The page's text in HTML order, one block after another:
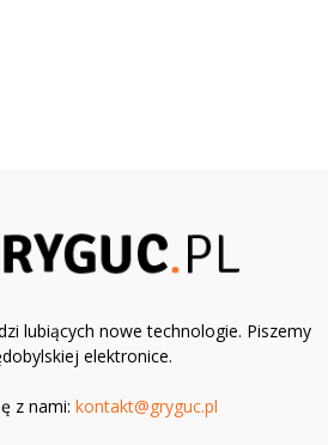
lubiących nowe technologie. Piszemy
elektronice.
z nami: kontakt@gryguc.pl